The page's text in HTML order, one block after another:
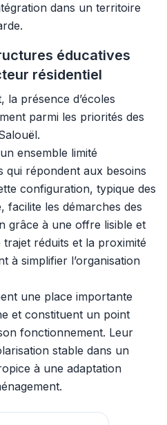
dans un territoire
éducatives
résidentiel
la présence d’écoles
parmi les priorités des
ensemble limité
qui répondent aux besoins
configuration, typique des
facilite les démarches des
grâce à une offre lisible et
réduits et la proximité
à simplifier l’organisation
une place importante
et constituent un point
fonctionnement. Leur
stable dans un
à une adaptation